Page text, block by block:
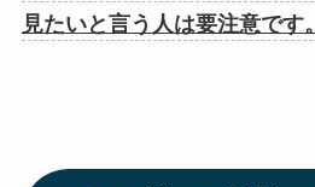
見たいと言う人は要注意です。